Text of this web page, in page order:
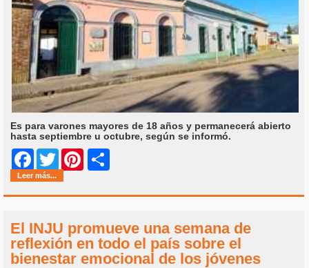
Es para varones mayores de 18 años y permanecerá abierto
hasta septiembre u octubre, según se informó.
Facebook
Twitter Pinterest
Leer más...
El INJU promueve una semana de
reflexión en todo el país sobre el
bienestar emocional de los jóvenes